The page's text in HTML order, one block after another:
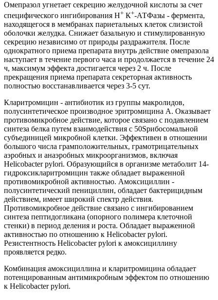
Омепразол угнетает секрецию желудочной кислоты за счет
специфического ингибирования H+ К+-АТФазы - фермента,
находящегося в мембранах париетальных клеток слизистой
оболочки желудка. Снижает базальную и стимулированную
секрецию независимо от природы раздражителя. После
однократного приема препарата внутрь действие омепразола
наступает в течение первого часа и продолжается в течение 24
ч, максимум эффекта достигается через 2 ч. После
прекращения приема препарата секреторная активность
полностью восстанавливается через 3-5 сут.
Кларитромицин - антибиотик из группы макролидов,
полусинтетическое производное эритромицина А. Оказывает
противомикробное действие, которое связано с подавлением
синтеза белка путем взаимодействия с 50Sрибосомальной
субъединицей микробной клетки. Эффективен в отношении
большого числа грамположительных, грамотрицательных
аэробных и анаэробных микроорганизмов, включая
Helicobacter pylori. Образующийся в организме метаболит 14-
гидроксикларитромицин также обладает выраженной
противомикробной активностью. Амоксициллин -
полусинтетический пенициллин, обладает бактерицидным
действием, имеет широкий спектр действия.
Противомикробное действие связано с ингибированием
синтеза пептидогликана (опорного полимера клеточной
стенки) в период деления и роста. Обладает выраженной
активностью по отношению к Helicobacter pylori.
Резистентность Helicobacter pylori к амоксициллину
проявляется редко.
Комбинация амоксициллина и кларитромицина обладает
потенцированным антимикробным эффектом по отношению
к Helicobacter pylori.